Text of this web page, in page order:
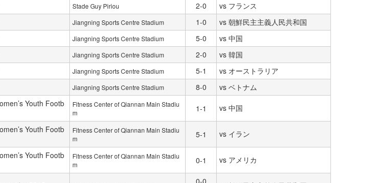
Stade Guy Piriou 2-0
vs フランス
Jiangning Sports Centre Stadium 1-0
vs 朝鮮民主主義人民共和国
Jiangning Sports Centre Stadium 5-0
vs 中国
Jiangning Sports Centre Stadium 2-0
vs 韓国
Jiangning Sports Centre Stadium 5-1
vs オーストラリア
Jiangning Sports Centre Stadium 8-0 vs ベトナム
Youth Footb
Fitness Center of Qiannan Main Stadiu
m
1-1 vs 中国
Youth Footb
Fitness Center of Qiannan Main Stadiu
m
5-1 vs イラン
Youth Footb
Fitness Center of Qiannan Main Stadiu
m
0-1 vs アメリカ
0-0